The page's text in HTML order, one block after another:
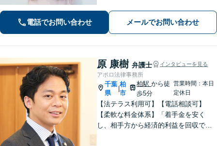
日・夜間面談可】【分割・後払い対
応】
電話でお問い合わせ メールでお問い合わせ
原 康樹 弁護士 インタビューを見る
アポロ法律事務所
千葉
県
|
柏
市
柏駅から徒
歩5分
営業時間：本日
定休日
【法テラス利用可】【電話相談可】
【柔軟な料金体系】「着手金を安く
し、相手方から経済的利益を回収でき